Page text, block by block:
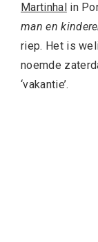
Martinhalin
man en
riep. Het is
noemde
‘vakantie’.